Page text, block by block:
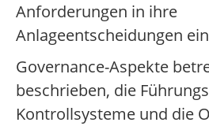
Anforderungen in ihre
Anlageentscheidungen
Governance-Aspekte
beschrieben, die
Kontrollsysteme und die